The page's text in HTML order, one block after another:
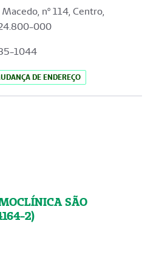
nº 114, Centro,
24.800-000
1044
DE ENDEREÇO
SÃO
2)